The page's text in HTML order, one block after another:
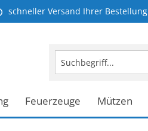
schneller Versand Ihrer Bestellung
Feuerzeuge Mützen